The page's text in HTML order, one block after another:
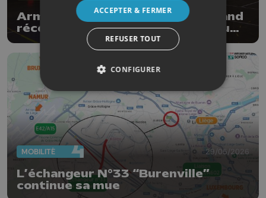
Armand Marchant et Julie Allemand
récompensés par les Trophées du
sport de la Province de Liège
MOBILITÉ 29/05/2026
L’échangeur N°33 “Burenville”
continue sa mue
ACCEPTER & FERMER
REFUSER TOUT
CONFIGURER